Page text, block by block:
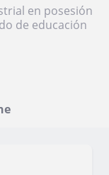
en posesión
de educación